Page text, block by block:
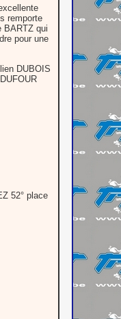
remporte
BARTZ qui
pour une
DUBOIS
52° place